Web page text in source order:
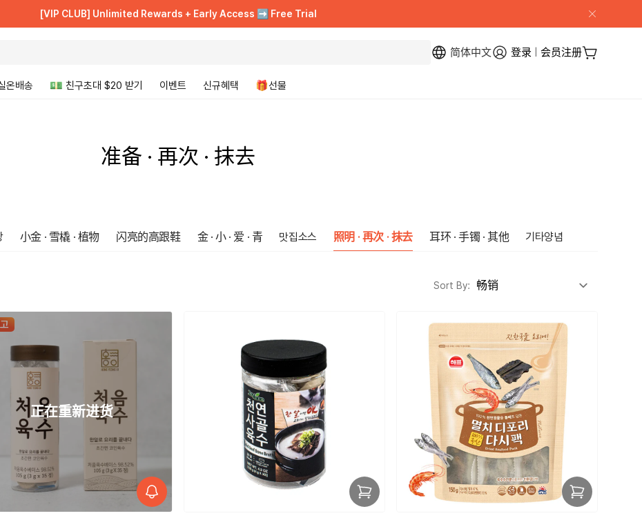
💵 Join now, get $20 instantly (Up to $55 value) 🛍️
[VIP CLUB] Unlimited Rewards + Early Access ➡️ Free Trial
💵 Join now, get $20 instantly (Up to $55 value) 🛍️
[VIP CLUB] Unlimited Rewards + Early Access ➡️ Free Trial
简体中文
My Page
登录 会员注册
온배송 💵 친구초대 $20 받기 이벤트 신규혜택 🎁선물
准备 · 再次 · 抹去
小金 · 雪橇 · 植物 闪亮的高跟鞋 金 · 小 · 爱 · 青 맛집소스 照明 · 再次 · 抹去 耳环 · 手镯 · 其他 기타양념
Sort By:
正在重新进货